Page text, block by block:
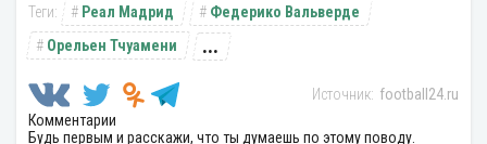
Реал Мадрид
Федерико Вальверде
Орельен Тчуамени
...
football24.ru
Комментарии
Будь первым и расскажи, что ты думаешь по этому поводу.